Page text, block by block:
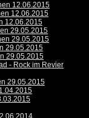
12.06.2015
12.06.2015
12.06.2015
29.05.2015
29.05.2015
29.05.2015
29.05.2015
- Rock im Revier
29.05.2015